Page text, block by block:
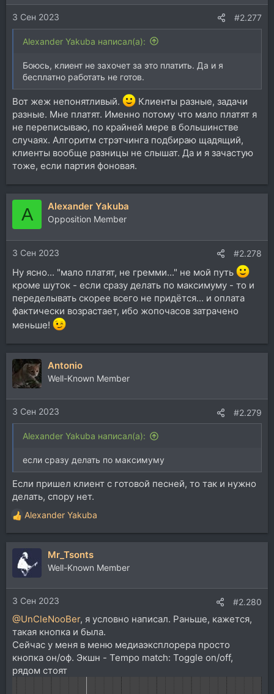
3 Сен 2023 #2.277
Alexander Yakuba написал(а):
Боюсь, клиент не захочет за это платить. Да и я
бесплатно работать не готов.
Вот жеж непонятливый.
Клиенты разные, задачи
разные. Мне платят. Именно потому что мало платят я
не переписываю, по крайней мере в большинстве
случаях. Алгоритм стрэтчинга подбираю щадящий,
клиенты вообще разницы не слышат. Да и я зачастую
тоже, если партия фоновая.
A Alexander Yakuba
Opposition Member
3 Сен 2023 #2.278
Ну ясно... "мало платят, не гремми..." не мой путь
кроме шуток - если сразу делать по максимуму - то и
переделывать скорее всего не придётся... и оплата
фактически возрастает, ибо жопочасов затрачено
меньше!
Antonio
Well-Known Member
3 Сен 2023 #2.279
Alexander Yakuba написал(а):
если сразу делать по максимуму
Если пришел клиент с готовой песней, то так и нужно
делать, спору нет.
Р
е
а
и
и
:
Alexander Yakuba
Mr_Tsonts
Well-Known Member
3 Сен 2023 #2.280
@UnCleNooBer, я условно написал. Раньше, кажется,
такая кнопка и была.
Сейчас у меня в меню медиаэксплорера просто
кнопка он/оф. Экшн - Tempo match: Toggle on/off,
рядом стоят